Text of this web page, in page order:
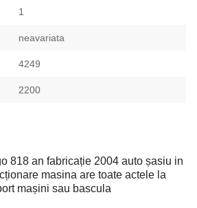
1
neavariata
4249
2200
818 an fabricație 2004 auto șasiu in
masina are toate actele la
mașini sau bascula